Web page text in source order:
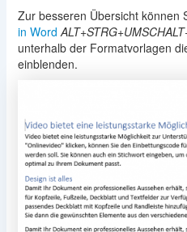
Zur besseren Übersicht können
in Word
unterhalb der Formatvorlagen
einblenden.